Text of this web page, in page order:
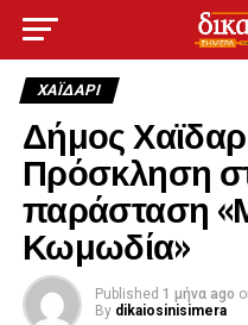
ΧΑΪΔΑΡΙ
Δήμος
Πρόσκληση
παράσταση
Κωμωδία»
Published 1 μήνα ago
By dikaiosinisimera